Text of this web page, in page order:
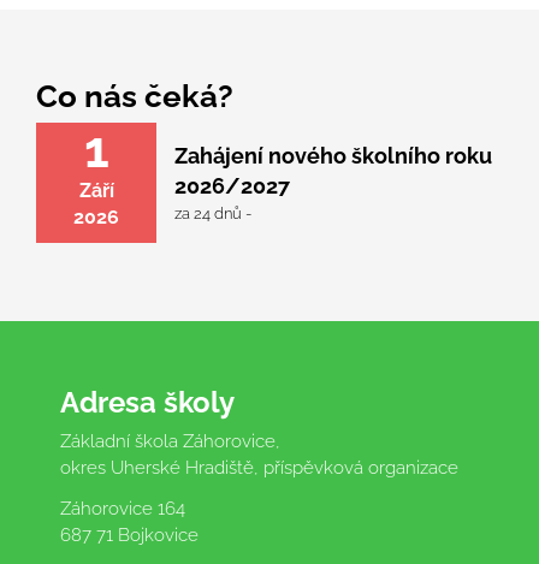
Co nás čeká?
1
Září
2026
Zahájení nového školního roku
2026/2027
za 24 dnů -
Adresa školy
Základní škola Záhorovice,
okres Uherské Hradiště, příspěvková organizace
Záhorovice 164
687 71 Bojkovice